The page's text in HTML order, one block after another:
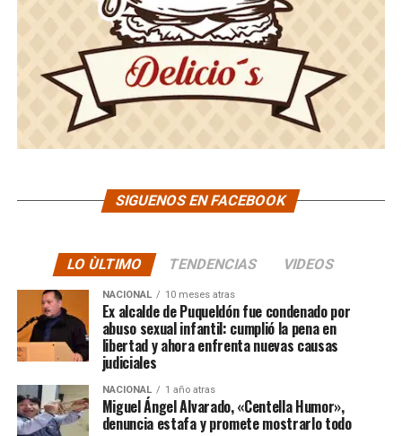
SIGUENOS EN FACEBOOK
LO ÙLTIMO TENDENCIAS VIDEOS
NACIONAL 10 meses atras
Ex alcalde de Puqueldón fue condenado por
abuso sexual infantil: cumplió la pena en
libertad y ahora enfrenta nuevas causas
judiciales
NACIONAL 1 año atras
Miguel Ángel Alvarado, «Centella Humor»,
denuncia estafa y promete mostrarlo todo